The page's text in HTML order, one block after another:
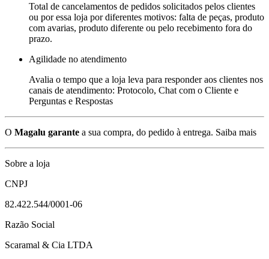
Total de cancelamentos de pedidos solicitados pelos clientes
ou por essa loja por diferentes motivos: falta de peças, produto
com avarias, produto diferente ou pelo recebimento fora do
prazo.
Agilidade no atendimento
Avalia o tempo que a loja leva para responder aos clientes nos
canais de atendimento: Protocolo, Chat com o Cliente e
Perguntas e Respostas
O Magalu garante a sua compra, do pedido à entrega. Saiba mais
Sobre a loja
CNPJ
82.422.544/0001-06
Razão Social
Scaramal & Cia LTDA